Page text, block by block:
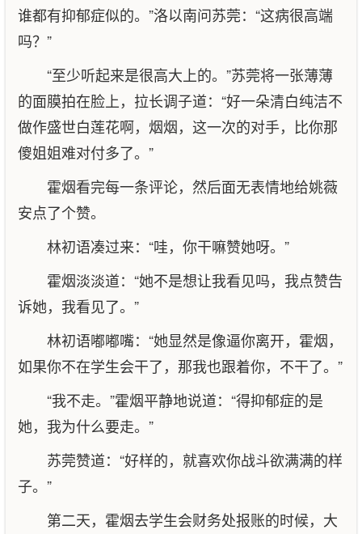
谁都有抑郁症似的。”洛以南问苏莞：“这病很高端
吗？”
“至少听起来是很高大上的。”苏莞将一张薄薄
的面膜拍在脸上，拉长调子道：“好一朵清白纯洁不
做作盛世白莲花啊，烟烟，这一次的对手，比你那
傻姐姐难对付多了。”
霍烟看完每一条评论，然后面无表情地给姚薇
安点了个赞。
林初语凑过来：“哇，你干嘛赞她呀。”
霍烟淡淡道：“她不是想让我看见吗，我点赞告
诉她，我看见了。”
林初语嘟嘟嘴：“她显然是像逼你离开，霍烟，
如果你不在学生会干了，那我也跟着你，不干了。”
“我不走。”霍烟平静地说道：“得抑郁症的是
她，我为什么要走。”
苏莞赞道：“好样的，就喜欢你战斗欲满满的样
子。”
第二天，霍烟去学生会财务处报账的时候，大